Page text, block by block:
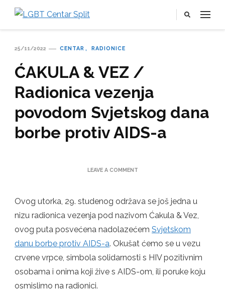
25/11/2022 CENTAR RADIONICE
ĆAKULA & VEZ /
Radionica vezenja
povodom Svjetskog dana
borbe protiv AIDS-a
LEAVE A COMMENTON
/
RADIONICA
POVODOM
SVJETSKOG
BORBE
PROTIV
Ovog utorka, 29. studenog održava se još jedna u
nizu radionica vezenja pod nazivom Ćakula & Vez,
ovog puta posvećena nadolazećem Svjetskom
danu borbe protiv AIDS-a. Okušat ćemo se u vezu
crvene vrpce, simbola solidarnosti s HIV pozitivnim
osobama i onima koji žive s AIDS-om, ili poruke koju
osmislimo na radionici.